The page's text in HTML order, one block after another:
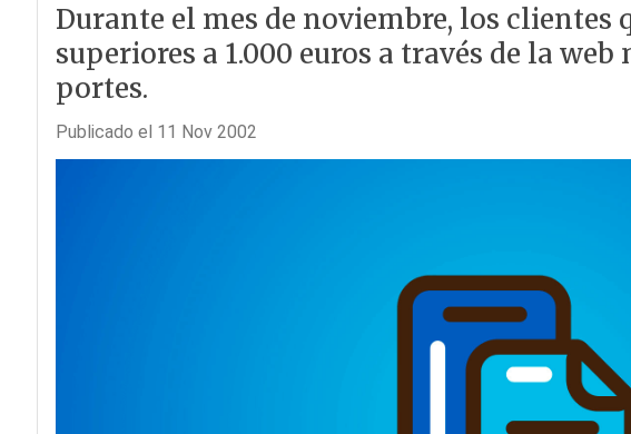
Durante el mes de noviembre, los clientes
superiores a 1.000 euros a través de la
portes.
Publicado el 11 Nov 2002